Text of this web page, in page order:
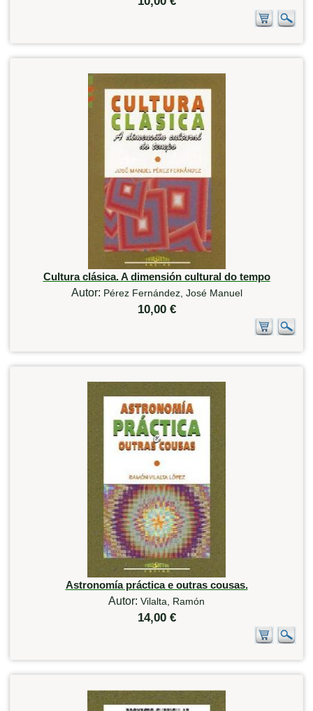
Cultura clásica. A dimensión cultural do tempo
Autor: Pérez Fernández, José Manuel
10,00 €
Astronomía práctica e outras cousas.
Autor: Vilalta, Ramón
14,00 €